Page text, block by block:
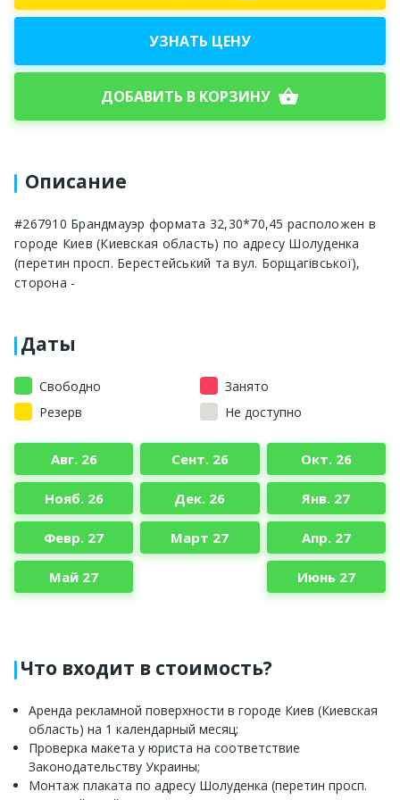
УЗНАТЬ ЦЕНУ
ДОБАВИТЬ В КОРЗИНУ shopping_basket
Описание
#267910 Брандмауэр формата 32,30*70,45 расположен в
городе Киев (Киевская область) по адресу Шолуденка
(перетин просп. Берестейський та вул. Борщагівської),
сторона -
Даты
Свободно
Занято
Резерв
Не доступно
Авг. 26 Сент. 26 Окт. 26
Нояб. 26 Дек. 26 Янв. 27
Февр. 27 Март 27 Апр. 27
Май 27 Июнь 27
Что входит в стоимость?
Аренда рекламной поверхности в городе Киев (Киевская
область) на 1 календарный месяц;
Проверка макета у юриста на соответствие
Законодательству Украины;
Монтаж плаката по адресу Шолуденка (перетин просп.